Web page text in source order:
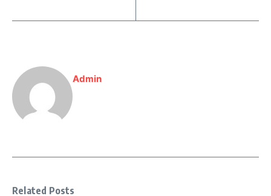
Admin
Related Posts